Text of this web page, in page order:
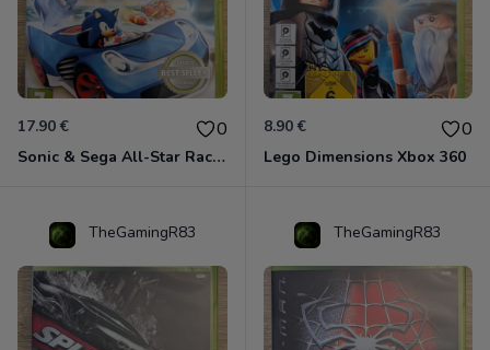
17.90 € 0
Sonic & Sega All-Star Racing - Transformed Xbox 360
8.90 € 0
Lego Dimensions Xbox 360
TheGamingR83 TheGamingR83